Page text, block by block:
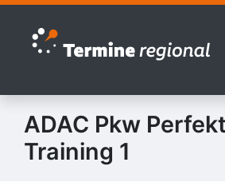
Zur Navigation springen
Zum Inhalt springen
ADAC Pkw
Training 1